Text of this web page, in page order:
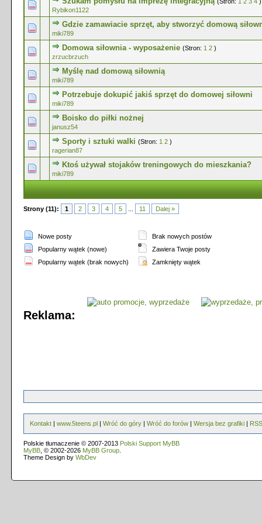
Rybikon1122
0 głosów - średnia ocena: 0 na 5 gwiazdek
1234 5
Gdzie zamawiacie sprzęt, aby stworzyć domową
miki789
0 głosów - średnia ocena: 0 na 5 gwiazdek
12345
Domowa siłownia - wyposażenie (Stron: 1 2 )
zrzucbrzuch
0 głosów - średnia ocena: 0 na 5 gwiazdek
12345
Myślę nad domową siłownią
miki789
0 głosów - średnia ocena: 0 na 5 gwiazdek
12345
Potrzebuje dokupić jakiś sprzęt do domowej siłowni
miki789
0 głosów - średnia ocena: 0 na 5 gwiazdek
12345
Boisko do piłki nożnej
janusz54
0 głosów - średnia ocena: 0 na 5 gwiazdek
12 345
Sporty i sztuki walki (Stron: 1 2 )
ragerian87
0 głosów - średnia ocena: 0 na 5 gwiazdek
12 345
Ktoś używał stojaków treningowych do mieszkania?
miki789
0 głosów - średnia ocena: 0 na 5 gwiazdek
12345
Strony (11): 1 2 3 4 5 11 Dalej »
Nowe posty
Popularny wątek (nowe)
Popularny wątek (brak nowych)
Brak nowych postów
Zawiera Twoje posty
Zamknięty wątek
Reklama:
Kontakt | www.5teens.pl | Wróć do góry | Wróć do forów | Wersja bez grafiki | RSS
Polskie tłumaczenie © 2007-2013 Polski Support MyBB
MyBB , © 2002-2026 MyBB Group
Theme Design by WbDev